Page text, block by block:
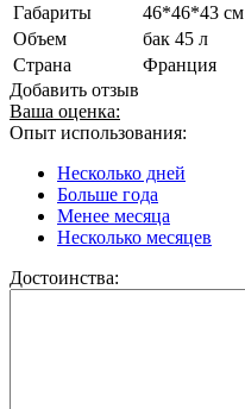
Габариты
46*46*43 см
Объем
бак 45 л
Страна
Франция
Добавить отзыв
Ваша оценка:
Опыт использования:
Несколько дней
Больше года
Менее месяца
Несколько месяцев
Достоинства: